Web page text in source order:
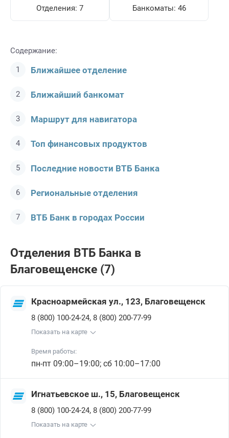
Отделения: 7 Банкоматы: 46
Содержание:
Ближайшее отделение
Ближайший банкомат
Маршрут для навигатора
Топ финансовых продуктов
Последние новости ВТБ Банкa
Региональные отделения
ВТБ Банк в городах России
Отделения ВТБ Банкa в
Благовещенске (7)
Красноармейская ул., 123, Благовещенск
8 (800) 100-24-24, 8 (800) 200-77-99
Показать на карте
Время работы:
пн-пт 09:00–19:00; сб 10:00–17:00
Игнатьевское ш., 15, Благовещенск
8 (800) 100-24-24, 8 (800) 200-77-99
Показать на карте